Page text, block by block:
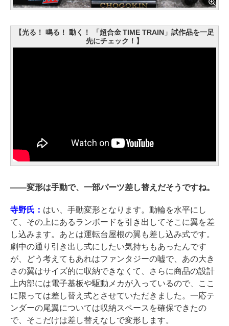
【光る！ 鳴る！ 動く！ 「超合金 TIME TRAIN」試作品を一足
先にチェック！】
――変形は手動で、一部パーツ差し替えだそうですね。
寺野氏： はい、手動変形となります。動輪を水平にし
て、その上にあるランボードを引き出してそこに翼を差
し込みます。あとは運転台屋根の翼も差し込み式です。
劇中の通り引き出し式にしたい気持ちもあったんです
が、どう考えてもあれはファンタジーの嘘で、あの大き
さの翼はサイズ的に収納できなくて、さらに商品の設計
上内部には電子基板や駆動メカが入っているので、ここ
に限っては差し替え式とさせていただきました。一応テ
ンダーの尾翼については収納スペースを確保できたの
で、そこだけは差し替えなしで変形します。